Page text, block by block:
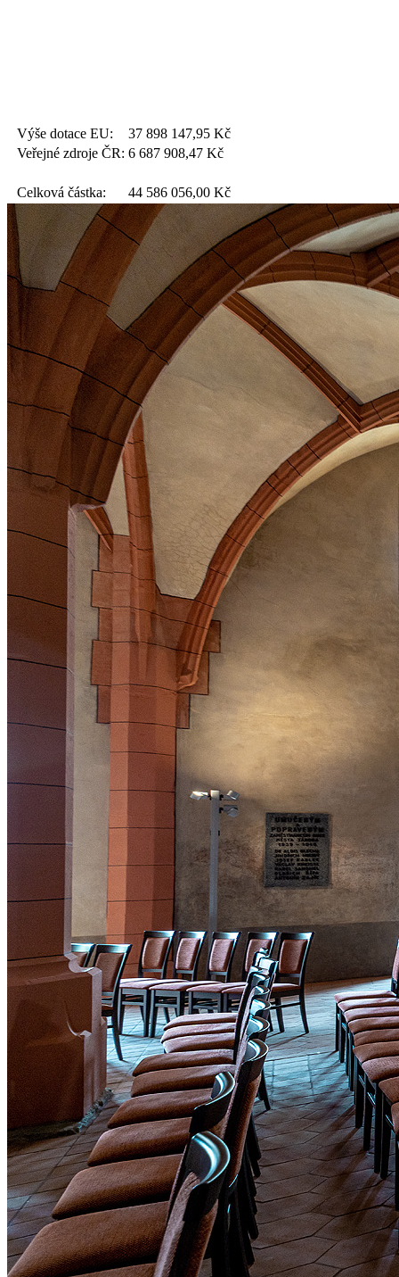
Výše dotace EU: 37 898 147,95 Kč
Veřejné zdroje ČR: 6 687 908,47 Kč
Celková částka: 44 586 056,00 Kč